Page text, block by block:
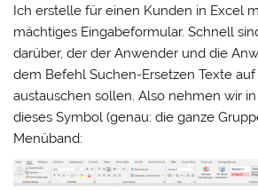
Ich erstelle für einen Kunden in Excel
mächtiges Eingabeformular. Schnell
darüber, der der Anwender und die
dem Befehl Suchen-Ersetzen Texte
austauschen sollen. Also nehmen wir
dieses Symbol (genau: die ganze
Menüband: